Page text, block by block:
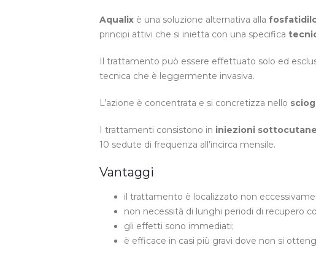
Aqualix è una soluzione alternativa alla
principi attivi che si inietta con una specifica
Il trattamento può essere effettuato solo ed
tecnica che è leggermente invasiva.
L’azione è concentrata e si concretizza nello
I trattamenti consistono in iniezioni
10 sedute di frequenza all’incirca mensile.
Vantaggi
il trattamento è localizzato non
non necessità di lunghi periodi di recupero
gli effetti sono immediati;
è efficace in casi più gravi dove non si